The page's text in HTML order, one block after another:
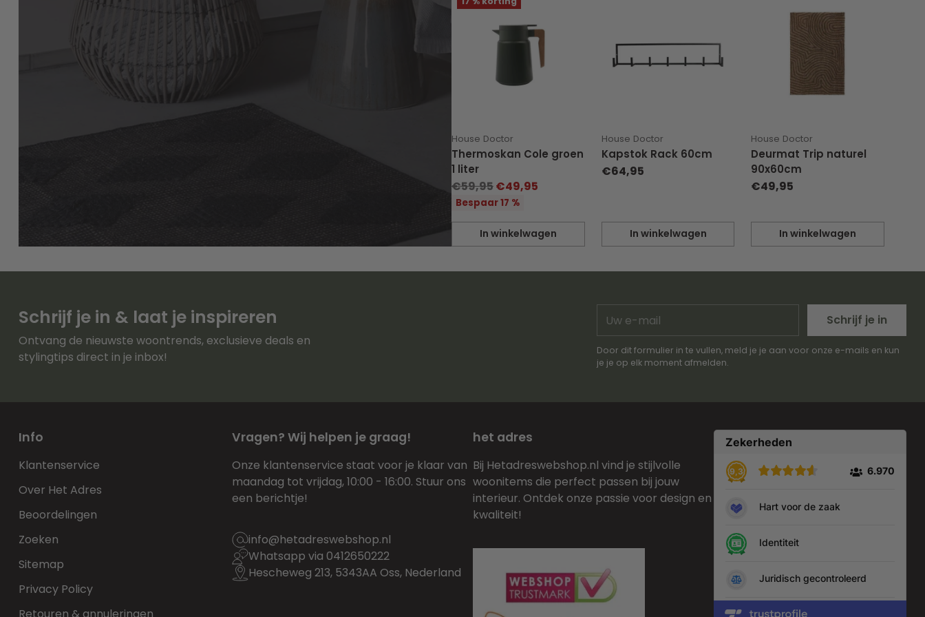
House Doctor
Thermoskan Cole groen
1 liter
Normale
prijs
€59,95€49,95
Bespaar 17 %
In winkelwagen
Hoeveelheid
House Doctor
Kapstok Rack 60cm
€64,95
In winkelwagen
Hoeveelheid
House Doctor
Deurmat Trip naturel
90x60cm
€49,95
In winkelwagen
Hoeveelheid
Schrijf je in & laat je inspireren
Ontvang de nieuwste woontrends, exclusieve deals en
stylingtips direct in je inbox!
e-
mail
Schrijf je in
Door dit formulier in te vullen, meld je je aan voor onze e-mails en kun
je je op elk moment afmelden.
Info
Klantenservice
Over Het Adres
Beoordelingen
Zoeken
Sitemap
Privacy Policy
Vragen? Wij helpen je graag!
Onze klantenservice staat voor je klaar van
maandag tot vrijdag, 10:00 - 16:00. Stuur ons
een berichtje!
info@hetadreswebshop.nl
Whatsapp via 0412650222
Hescheweg 213, 5343AA Oss, Nederland
het adres
Bij Hetadreswebshop.nl vind je stijlvolle
woonitems die perfect passen bij jouw
interieur. Ontdek onze passie voor design en
kwaliteit!